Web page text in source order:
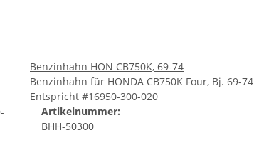
Benzinhahn HON CB750K, 69-74
Benzinhahn für HONDA CB750K Four, Bj. 69-74
Entspricht #16950-300-020
Artikelnummer:
BHH-50300